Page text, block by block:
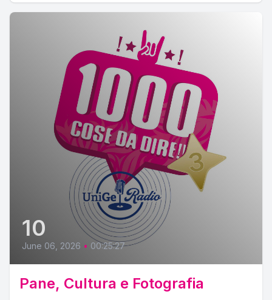
10
June 06, 2026 • 00:25:27
Pane, Cultura e Fotografia